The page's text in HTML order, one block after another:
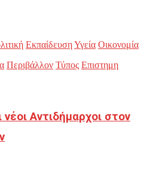
ΕκπαίδευσηΥγεία Οικονομία
Περιβάλλον Τύπος Επιστημη
νέοι Αντιδήμαρχοι στον